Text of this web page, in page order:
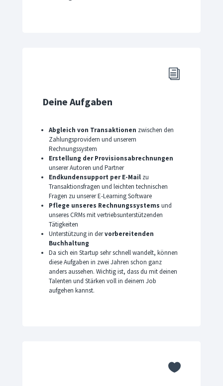
i
Deine Aufgaben
Abgleich von Transaktionen zwischen den
Zahlungsprovidern und unserem
Rechnungssystem
Erstellung der Provisionsabrechnungen
unserer Autoren und Partner
Endkundensupport per E-Mailzu
Transaktionsfragen und leichten technischen
Fragen zu unserer E-Learning Software
Pflege unseres Rechnungssystems und
unseres CRMs mit vertriebsunterstützenden
Tätigkeiten
Unterstützung in dervorbereitenden
Buchhaltung
Da sich ein Startup sehr schnell wandelt, können
diese Aufgaben in zwei Jahren schon ganz
anders aussehen. Wichtig ist, dass du mit deinen
Talenten und Stärken voll in deinem Job
aufgehen kannst.
